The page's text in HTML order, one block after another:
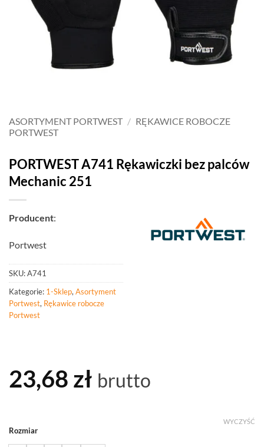
ASORTYMENT PORTWEST / RĘKAWICE ROBOCZE
PORTWEST
PORTWEST A741 Rękawiczki bez palców
Mechanic 251
Producent:
Portwest
SKU:A741
Kategorie: 1-Sklep,Asortyment
Portwest, Rękawice robocze
Portwest
23,68 zł brutto
Rozmiar
WYCZYŚĆ